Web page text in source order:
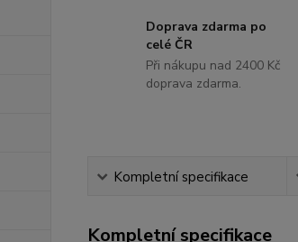
Doprava zdarma po
celé ČR
Při nákupu nad 2400 Kč
doprava zdarma.
Kompletní specifikace
Kompletní specifikace